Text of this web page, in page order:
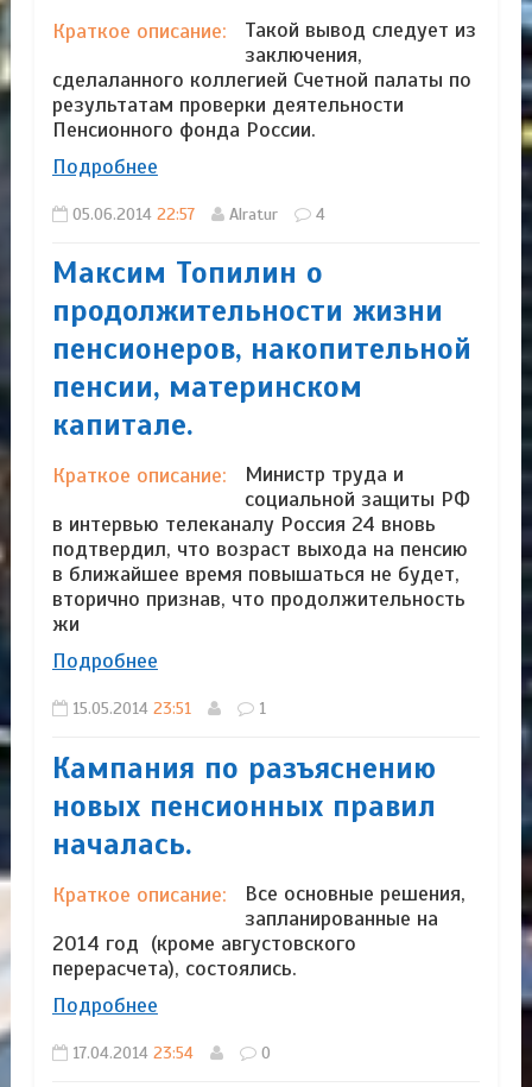
Краткое описание:
Такой вывод следует из
заключения,
сделаланного коллегией Счетной палаты по
результатам проверки деятельности
Пенсионного фонда России.
Подробнее
05.06.2014 22:57 Alratur 4
Максим Топилин о
продолжительности жизни
пенсионеров, накопительной
пенсии, материнском
капитале.
Краткое описание:
Министр труда и
социальной защиты РФ
в интервью телеканалу Россия 24 вновь
подтвердил, что возраст выхода на пенсию
в ближайшее время повышаться не будет,
вторично признав, что продолжительность
жи
Подробнее
15.05.2014 23:51 1
Кампания по разъяснению
новых пенсионных правил
началась.
Краткое описание:
Все основные решения,
запланированные на
2014 год (кроме августовского
перерасчета), состоялись.
Подробнее
17.04.2014 23:54 0